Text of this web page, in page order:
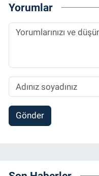
Yorumlar
Gönder